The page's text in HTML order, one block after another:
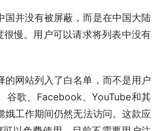
国并没有被屏蔽，而是在中国大陆
很慢。用户可以请求将列表中没有
的网站列入了白名单，而不是用户
谷歌、Facebook、YouTube和其
娥工作期间仍然无法访问。这款应